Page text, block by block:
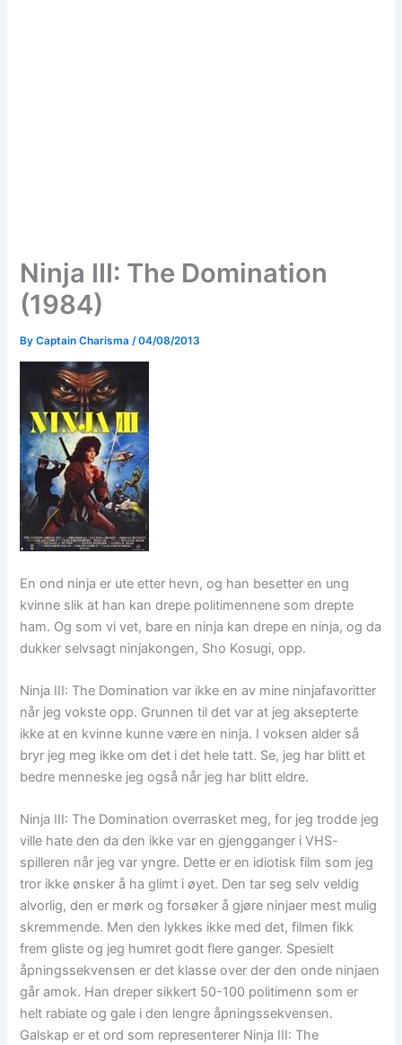
Ninja III: The Domination
(1984)
ByCaptain Charisma /04/08/2013
En ond ninja er ute etter hevn, og han besetter en ung
kvinne slik at han kan drepe politimennene som drepte
ham. Og som vi vet, bare en ninja kan drepe en ninja, og da
dukker selvsagt ninjakongen, Sho Kosugi, opp.
Ninja III: The Domination var ikke en av mine ninjafavoritter
når jeg vokste opp. Grunnen til det var at jeg aksepterte
ikke at en kvinne kunne være en ninja. I voksen alder så
bryr jeg meg ikke om det i det hele tatt. Se, jeg har blitt et
bedre menneske jeg også når jeg har blitt eldre.
Ninja III: The Domination overrasket meg, for jeg trodde jeg
ville hate den da den ikke var en gjengganger i VHS-
spilleren når jeg var yngre. Dette er en idiotisk film som jeg
tror ikke ønsker å ha glimt i øyet. Den tar seg selv veldig
alvorlig, den er mørk og forsøker å gjøre ninjaer mest mulig
skremmende. Men den lykkes ikke med det, filmen fikk
frem gliste og jeg humret godt flere ganger. Spesielt
åpningssekvensen er det klasse over der den onde ninjaen
går amok. Han dreper sikkert 50-100 politimenn som er
helt rabiate og gale i den lengre åpningssekvensen.
Galskap er et ord som representerer Ninja III: The